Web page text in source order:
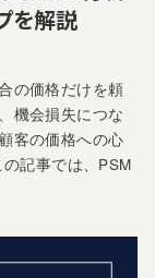
を解説
の価格だけを頼
機会損失につな
客の価格への心
記事では、PSM